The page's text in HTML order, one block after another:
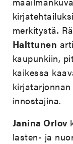
merkitystä.
Halttunen
kaupunkiin,
kaikessa
innostajina.
Janina Orlov
lasten- ja